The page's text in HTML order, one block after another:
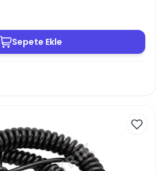
Sepete Ekle